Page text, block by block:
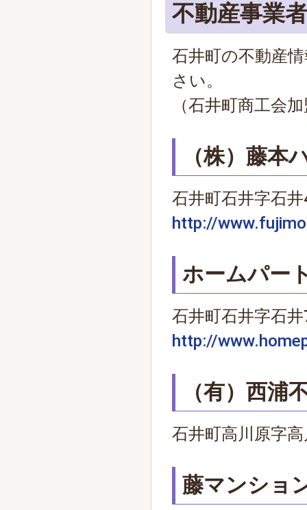
不動産事業者
石井町の不動産
さい。
（石井町商工会
（株）藤本
石井町石井字石
http://
ホームパー
石井町石井字石
http://
（有）西浦
石井町高川原字
藤マンショ